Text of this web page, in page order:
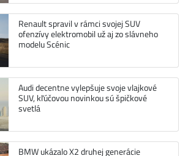
Renault spravil v rámci svojej SUV
ofenzívy elektromobil už aj zo slávneho
modelu Scénic
Audi decentne vylepšuje svoje vlajkové
SUV, kľúčovou novinkou sú špičkové
svetlá
BMW ukázalo X2 druhej generácie